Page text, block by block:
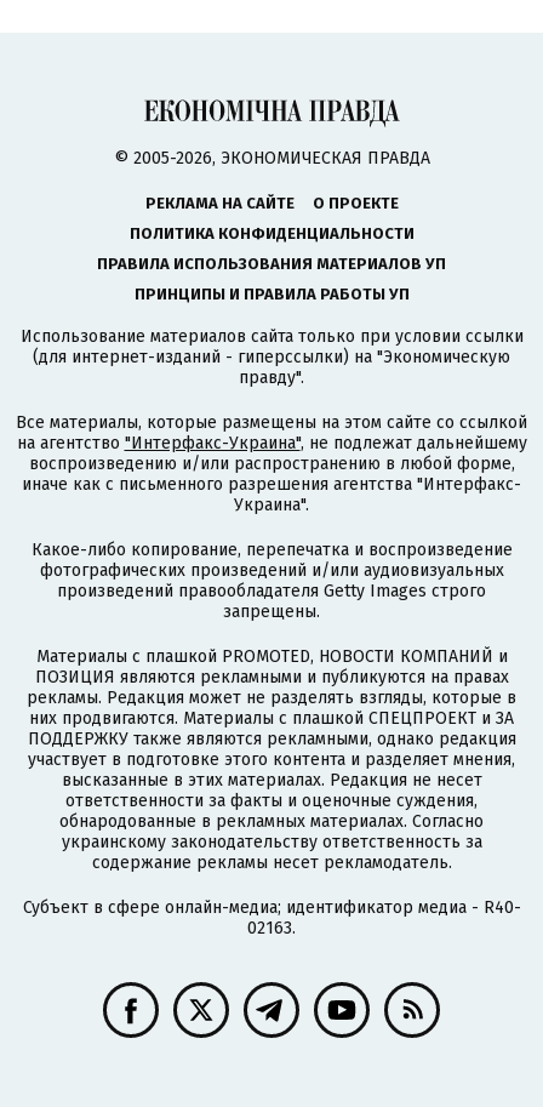
© 2005-2026, ЭКОНОМИЧЕСКАЯ ПРАВДА
РЕКЛАМА НА САЙТЕ
О ПРОЕКТЕ
ПОЛИТИКА КОНФИДЕНЦИАЛЬНОСТИ
ПРАВИЛА ИСПОЛЬЗОВАНИЯ МАТЕРИАЛОВ УП
ПРИНЦИПЫ И ПРАВИЛА РАБОТЫ УП
Использование материалов сайта только при условии ссылки
(для интернет-изданий - гиперссылки) на "Экономическую
правду".
Все материалы, которые размещены на этом сайте со ссылкой
на агентство "Интерфакс-Украина", не подлежат дальнейшему
воспроизведению и/или распространению в любой форме,
иначе как с письменного разрешения агентства "Интерфакс-
Украина".
Какое-либо копирование, перепечатка и воспроизведение
фотографических произведений и/или аудиовизуальных
произведений правообладателя Getty Images строго
запрещены.
Материалы с плашкой PROMOTED, НОВОСТИ КОМПАНИЙ и
ПОЗИЦИЯ являются рекламными и публикуются на правах
рекламы. Редакция может не разделять взгляды, которые в
них продвигаются. Материалы с плашкой СПЕЦПРОЕКТ и ЗА
ПОДДЕРЖКУ также являются рекламными, однако редакция
участвует в подготовке этого контента и разделяет мнения,
высказанные в этих материалах. Редакция не несет
ответственности за факты и оценочные суждения,
обнародованные в рекламных материалах. Согласно
украинскому законодательству ответственность за
содержание рекламы несет рекламодатель.
Субъект в сфере онлайн-медиа; идентификатор медиа - R40-
02163.